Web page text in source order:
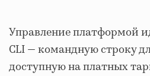
Управление платформой
CLI — командную строку
доступную на платных